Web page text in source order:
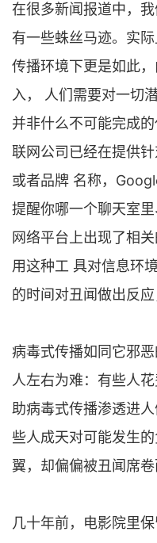
在很多新闻报道中，
有一些蛛丝马迹。实
传播环境下更是如此
入， 人们需要对一切
并非什么不可能完成
联网公司已经在提供
或者品牌 名称，
提醒你哪一个聊天室
网络平台上出现了相
用这种工 具对信息环
的时间对丑闻做出反
病毒式传播如同它邪
人左右为难：有些人
助病毒式传播渗透进
些人成天对可能发生
翼，却偏偏被丑闻席卷
几十年前，电影院里